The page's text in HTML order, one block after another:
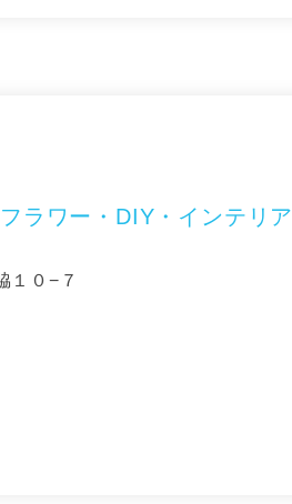
ラワー・DIY・インテリア
１０−７